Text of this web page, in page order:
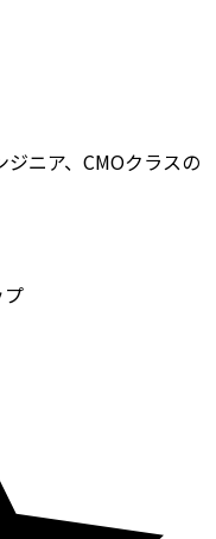
ニア、CMOクラスの